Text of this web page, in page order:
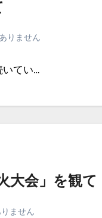
りません
いてい…
大会」を観て
ません